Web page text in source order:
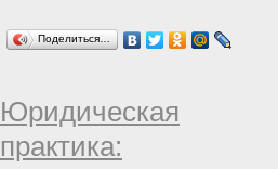
Поделиться…
Юридическая
практика: